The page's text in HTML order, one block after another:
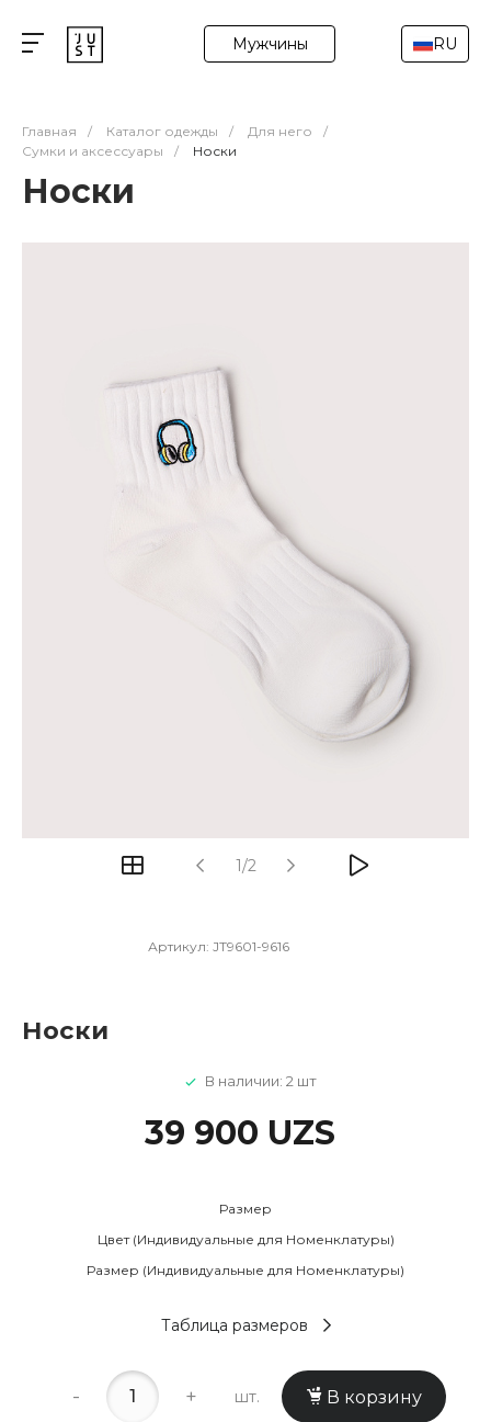
Мужчины RU
Главная / Каталог одежды / Для него
/
Сумки и аксессуары
/ Носки
Носки
1/2
Артикул: JT9601-9616
Носки
В наличии: 2 шт
39 900 UZS
Размер
Цвет (Индивидуальные для Номенклатуры)
Размер (Индивидуальные для Номенклатуры)
Таблица размеров
- + шт. В корзину